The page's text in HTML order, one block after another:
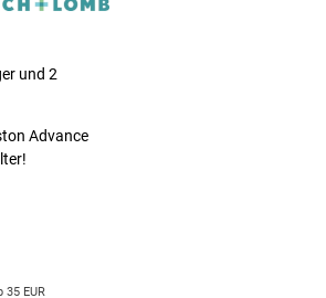
und 2
Advance
EUR